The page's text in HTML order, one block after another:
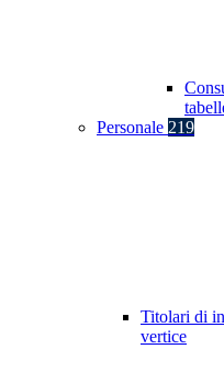
Personale 219
Titolari di
vertice